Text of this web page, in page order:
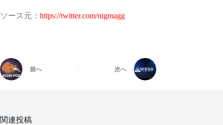
ソース元： https://twitter.com/nigmagg
前へ 次へ
関連投稿